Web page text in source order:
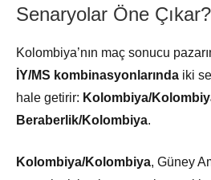
Senaryolar Öne Çıkar?
Kolombiya’nın maç sonucu
İY/MS kombinasyonlarında iki
hale getirir: Kolombiya/
Beraberlik/Kolombiya.
Kolombiya/Kolombiya, Güney